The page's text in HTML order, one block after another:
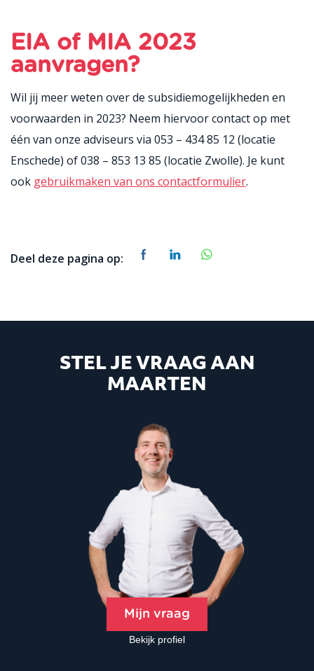
EIA of MIA 2023
aanvragen?
Wil jij meer weten over de subsidiemogelijkheden en
voorwaarden in 2023? Neem hiervoor contact op met
één van onze adviseurs via 053 – 434 85 12 (locatie
Enschede) of 038 – 853 13 85 (locatie Zwolle). Je kunt
ook gebruikmaken van ons contactformulier.
Deel deze pagina op:
STEL JE VRAAG AAN
MAARTEN
Mijn vraag
Bekijk profiel